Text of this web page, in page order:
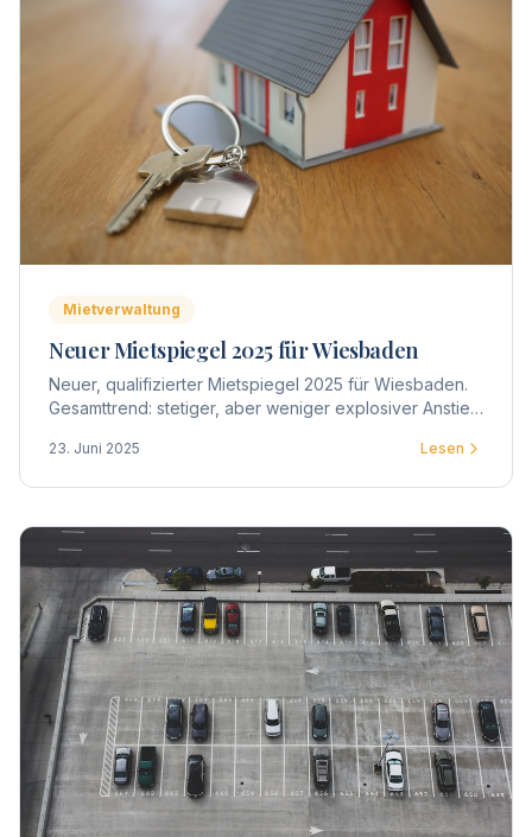
Mietverwaltung
Neuer Mietspiegel 2025 für Wiesbaden
Neuer, qualifizierter Mietspiegel 2025 für Wiesbaden.
Gesamttrend: stetiger, aber weniger explosiver Anstieg
23. Juni 2025 Lesen